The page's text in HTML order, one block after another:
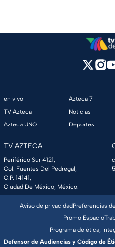
en vivo
TV Azteca
Azteca UNO
Azteca 7
Noticias
Deportes
TV AZTECA
Periférico Sur 4121,
Col. Fuentes Del Pedregal,
C.P. 14141,
Ciudad De México, México.
Aviso de privacidadPreferencias
Promo Espacio
Programa de ética,
Defensor de Audiencias y Código de